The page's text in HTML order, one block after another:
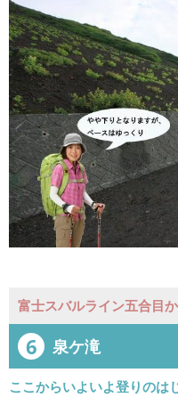
富士スバルライン五合目
6 泉ケ滝
ここからいよいよ登りのは